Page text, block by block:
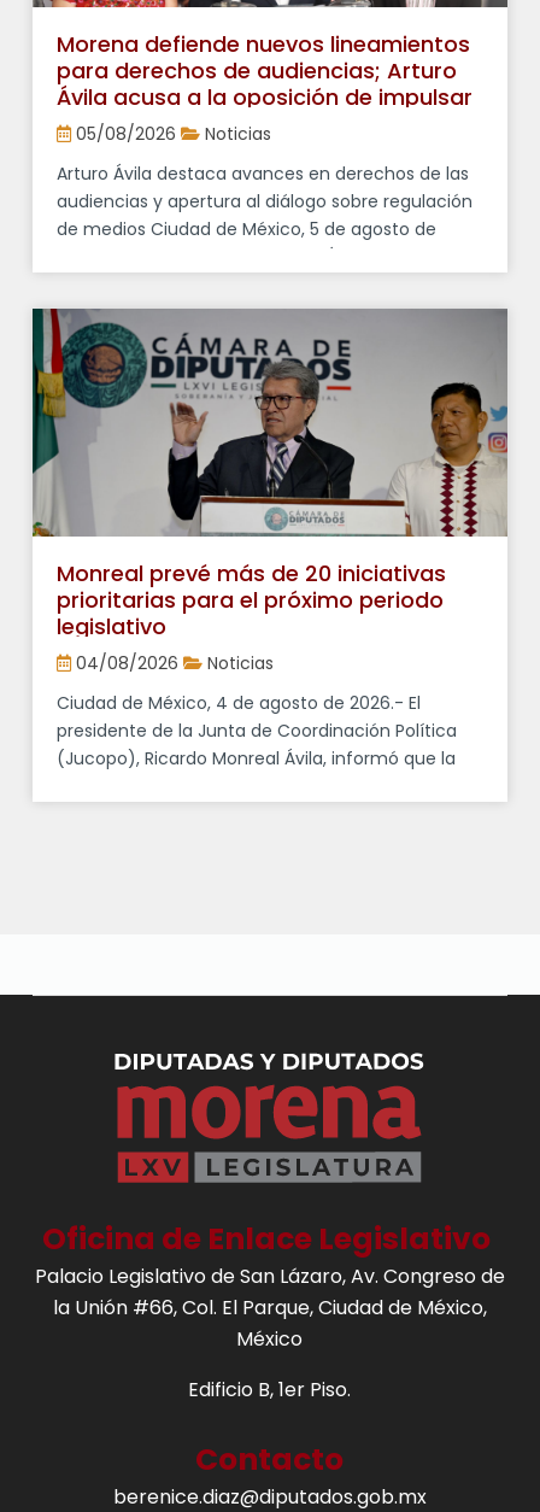
Morena defiende nuevos lineamientos
para derechos de audiencias; Arturo
Ávila acusa a la oposición de impulsar
“falsos debates”
05/08/2026
Noticias
Arturo Ávila destaca avances en derechos de las
2026. El diputado federal Arturo Ávila Anaya,
vocero del Grupo Parlamentario de Morena,
afirmó que los cuestionamientos de la oposición
a los nuevos lineamientos en materia de
derechos de las audiencias forman parte […]
Monreal prevé más de 20 iniciativas
prioritarias para el próximo periodo
04/08/2026
Noticias
Ciudad de México, 4 de agosto de 2026.- El
Oficina de Enlace Legislativo
Palacio Legislativo de San Lázaro, Av. Congreso de
México
Edificio B, 1er Piso.